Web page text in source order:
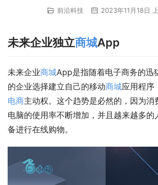
前沿科技 2023年11月18日
未来企业独立商城App
未来企业商城App是指随着电子商务的迅
的企业选择建立自己的移动商城应用程序
电商主动权。这个趋势是必然的，因为消
电脑的使用率不断增加，并且越来越多的
备进行在线购物。